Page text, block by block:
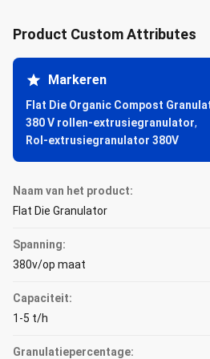
Product Custom Attributes
Markeren
Flat Die Organic Compost
380 V rollen-extrusiegranulator,
Rol-extrusiegranulator 380V
Naam van het product:
Flat Die Granulator
Spanning:
380v/op maat
Capaciteit:
1-5 t/h
Granulatiepercentage: